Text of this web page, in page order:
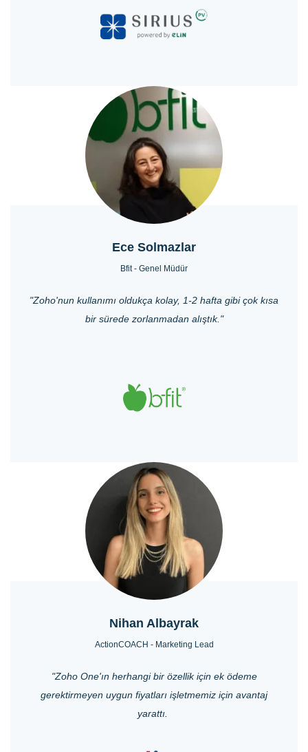
Ece Solmazlar
Bfit - Genel Müdür
"Zoho'nun kullanımı oldukça kolay, 1-2 hafta gibi çok kısa
bir sürede zorlanmadan alıştık."
Nihan Albayrak
ActionCOACH - Marketing Lead
"Zoho One'ın herhangi bir özellik için ek ödeme
gerektirmeyen uygun fiyatları işletmemiz için avantaj
yarattı.